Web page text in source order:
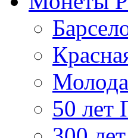
50 лет